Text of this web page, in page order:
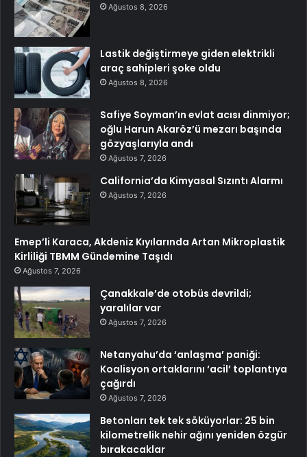
Ağustos 8, 2026
Lastik değiştirmeye giden elektrikli
araç sahipleri şoke oldu
Ağustos 8, 2026
Safiye Soyman’ın evlat acısı dinmiyor;
oğlu Harun Akaröz’ü mezarı başında
gözyaşlarıyla andı
Ağustos 7, 2026
California’da Kimyasal Sızıntı Alarmı
Ağustos 7, 2026
Emep’li Karaca, Akdeniz Kıyılarında Artan Mikroplastik
Kirliliği TBMM Gündemine Taşıdı
Ağustos 7, 2026
Çanakkale’de otobüs devrildi;
yaralılar var
Ağustos 7, 2026
Netanyahu’da ‘anlaşma’ paniği:
Koalisyon ortaklarını ‘acil’ toplantıya
çağırdı
Ağustos 7, 2026
Betonları tek tek söküyorlar: 25 bin
kilometrelik nehir ağını yeniden özgür
bırakacaklar